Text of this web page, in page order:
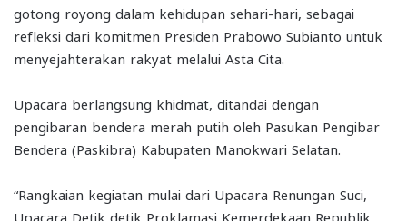
gotong royong dalam kehidupan sehari-hari, sebagai
refleksi dari komitmen Presiden Prabowo Subianto untuk
menyejahterakan rakyat melalui Asta Cita.
Upacara berlangsung khidmat, ditandai dengan
pengibaran bendera merah putih oleh Pasukan Pengibar
Bendera (Paskibra) Kabupaten Manokwari Selatan.
“Rangkaian kegiatan mulai dari Upacara Renungan Suci,
Upacara Detik detik Proklamasi Kemerdekaan Republik